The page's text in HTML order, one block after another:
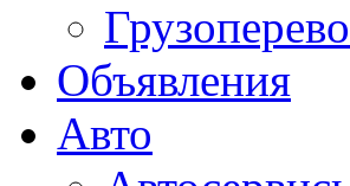
Объявления
Авто